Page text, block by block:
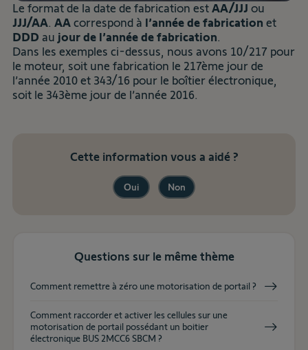
Le format de la date de fabrication est AA/JJJ ou
JJJ/AA. AA correspond à l’année de fabrication et
DDD au jour de l’année de fabrication.
Dans les exemples ci-dessus, nous avons 10/217 pour
le moteur, soit une fabrication le 217ème jour de
l’année 2010 et 343/16 pour le boîtier électronique,
soit le 343ème jour de l’année 2016.
Cette information vous a aidé ?
Oui Non
Questions sur le même thème
Comment remettre à zéro une motorisation de portail ?
Comment raccorder et activer les cellules sur une
motorisation de portail possédant un boitier
électronique BUS 2MCC6 SBCM ?